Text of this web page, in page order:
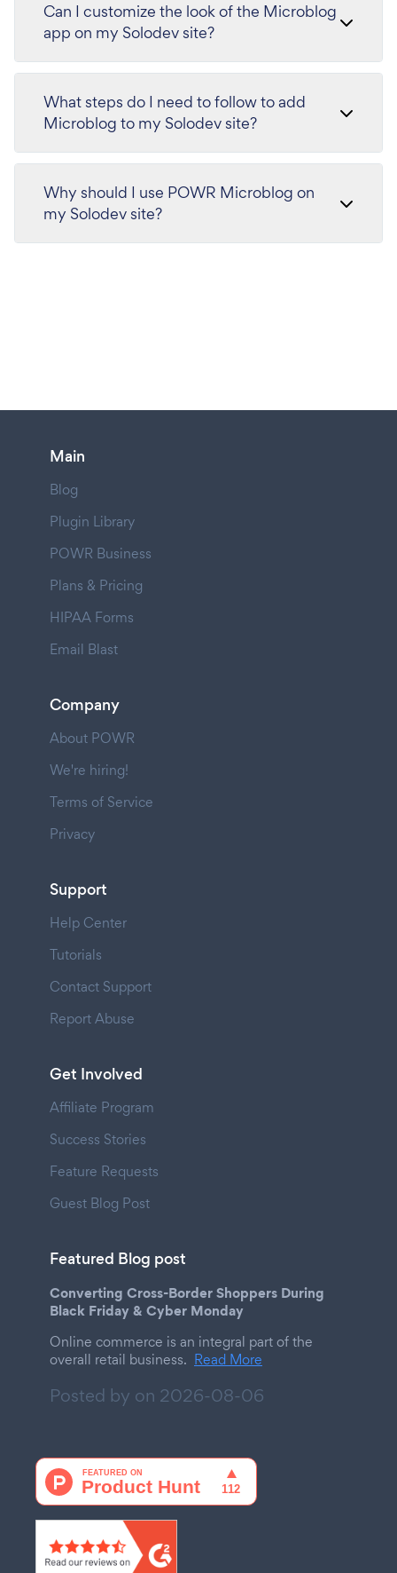
Can I customize the look of the Microblog
app on my Solodev site?
What steps do I need to follow to add
Microblog to my Solodev site?
Why should I use POWR Microblog on
my Solodev site?
Main
Blog
Plugin Library
POWR Business
Plans & Pricing
HIPAA Forms
Email Blast
Company
About POWR
We're hiring!
Terms of Service
Privacy
Support
Help Center
Tutorials
Contact Support
Report Abuse
Get Involved
Affiliate Program
Success Stories
Feature Requests
Guest Blog Post
Featured Blog post
Converting Cross-Border Shoppers During
Black Friday & Cyber Monday
Online commerce is an integral part of the
overall retail business. Read More
Posted by on 2026-08-06